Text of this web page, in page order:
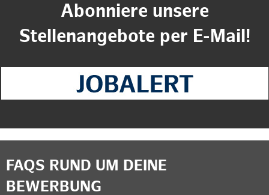
Abonniere unsere
Stellenangebote per E-Mail!
FAQS RUND UM DEINE
BEWERBUNG